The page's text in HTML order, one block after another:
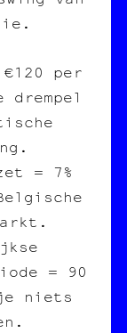
per
drempel
= 7%
= 90
je niets